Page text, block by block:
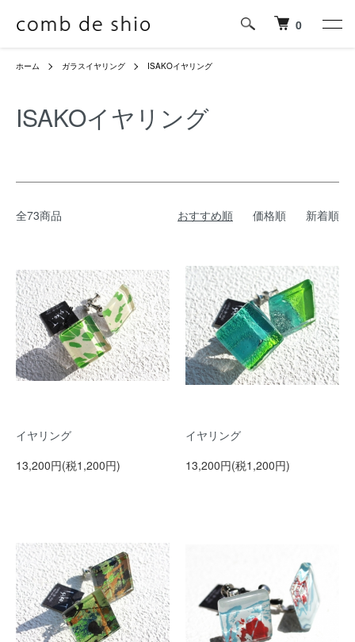
0
ホーム ガラスイヤリング ISAKOイヤリング
ISAKOイヤリング
全73商品 おすすめ順 価格順 新着順
イヤリング
13,200円(税1,200円)
イヤリング
13,200円(税1,200円)